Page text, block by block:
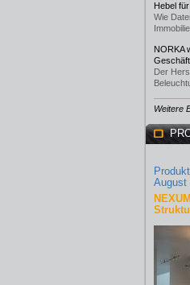
Hebel
Wie
NORKA
Der
Weitere
August